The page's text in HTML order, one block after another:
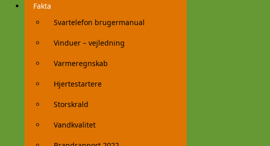
Fakta
Svartelefon brugermanual
Vinduer – vejledning
Varmeregnskab
Hjertestartere
Storskrald
Vandkvalitet